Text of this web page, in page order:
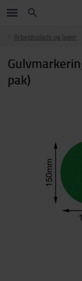
Arbejdsplads og lager
pak)